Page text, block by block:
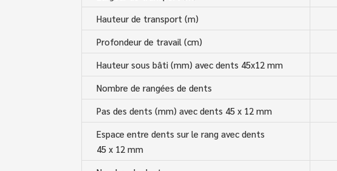
Hauteur de transport (m)
Profondeur de travail (cm)
Hauteur sous bâti (mm) avec dents 45x12 mm
Nombre de rangées de dents
Pas des dents (mm) avec dents 45 x 12 mm
Espace entre dents sur le rang avec dents
45 x 12 mm